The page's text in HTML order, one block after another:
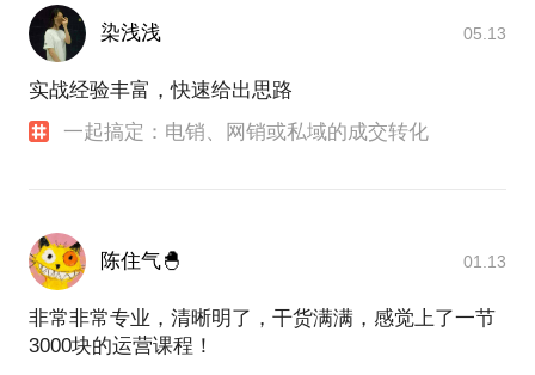
❤承诺
10分钟内，檫不出火花，费用全免，零风险约
经验很贵，
没有经验更贵。
约过Michael的人，这样说👇🏻（含《话术设计的全局
约过Michael的人，这样说👇🏻
放心约起来😊
Michael 敬畏 每一次约见的信任与托付，为保证您的
约见效果，约见为 一对一。
❤️约定1
如果不能，
也没有关系，来一场即兴分享，一样也畅快。
❤️约定2
聊聊呼叫中心人员招聘的“迥”，探讨“用正确的方式招
人”，研究用系统的方式缓解呼叫中心招聘难题。
#呼叫中心运营管理#
我们还可以聊聊呼叫中心的运营：
到底怎样管理平均通话时长（ATT）？
如何设计更好的客服中心服务体验？
怎样优化客户中心的服务流程……
敲黑板，画重点：
评判一套话术的好与坏，三条标准：
3，实战检验，不断迭代
在多个话术设计的项目中，
甚至取得了业绩倍增的效果。
最少必要行为』
足够助你升级互联网思维，破局营销困境
⚠️Michael，有何不同？
②擅长用“小方法，解决大问题”
——大方法，本身就是大问题
③双重经验，跨界结合
——服务营销20载，电销&私域&客服
染浅浅 05.13
实战经验丰富，快速给出思路
一起搞定：电销、网销或私域的成交转化
陈住气🐣 01.13
非常非常专业，清晰明了，干货满满，感觉上了一节
3000块的运营课程！